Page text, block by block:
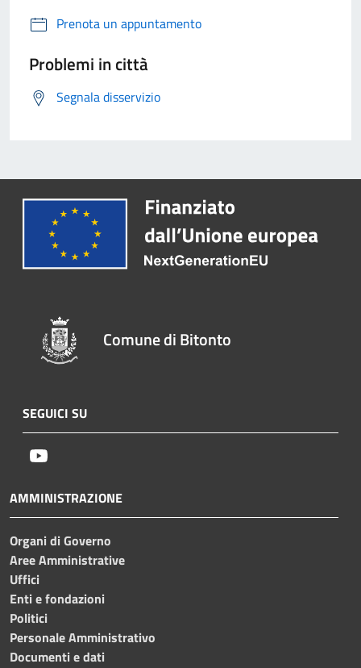
Prenota un appuntamento
Problemi in città
Segnala disservizio
Comune di Bitonto
SEGUICI SU
AMMINISTRAZIONE
Organi di Governo
Aree Amministrative
Uffici
Enti e fondazioni
Politici
Personale Amministrativo
Documenti e dati